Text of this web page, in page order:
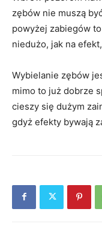
zębów nie muszą
powyżej zabiegów to
niedużo, jak na
Wybielanie zębów
mimo to już dobrze
cieszy się dużym
gdyż efekty bywają